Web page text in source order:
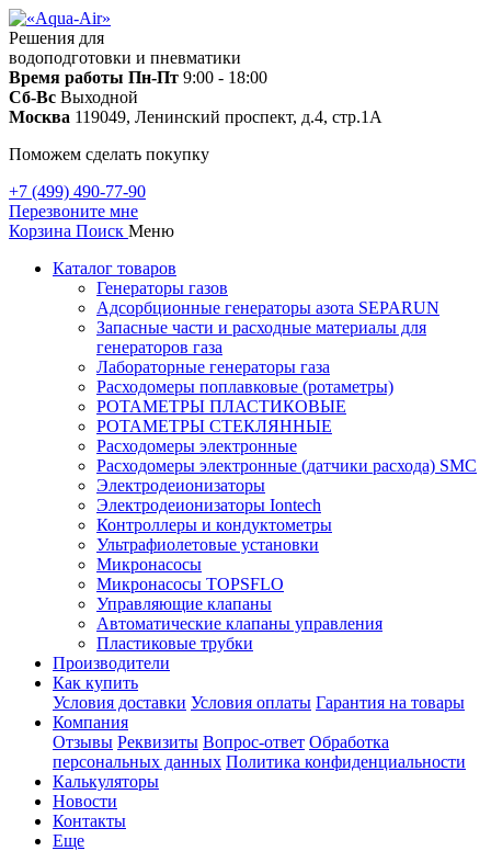
Решения для
водоподготовки и пневматики
Время работы Пн-Пт 9:00 - 18:00
Сб-Вс Выходной
Москва 119049, Ленинский проспект, д.4, стр.1А
Поможем сделать покупку
+7 (499) 490-77-90
Перезвоните мне
Корзина Поиск Меню
Каталог товаров
Генераторы газов
Адсорбционные генераторы азота SEPARUN
Запасные части и расходные материалы для
генераторов газа
Лабораторные генераторы газа
Расходомеры поплавковые (ротаметры)
РОТАМЕТРЫ ПЛАСТИКОВЫЕ
РОТАМЕТРЫ СТЕКЛЯННЫЕ
Расходомеры электронные
Расходомеры электронные (датчики расхода) SMC
Электродеионизаторы
Электродеионизаторы Iontech
Контроллеры и кондуктометры
Ультрафиолетовые установки
Микронасосы
Микронасосы TOPSFLO
Управляющие клапаны
Автоматические клапаны управления
Пластиковые трубки
Производители
Как купить
Условия доставки Условия оплаты Гарантия на товары
Компания
Отзывы Реквизиты Вопрос-ответ Обработка
персональных данных Политика конфиденциальности
Калькуляторы
Новости
Контакты
Еще